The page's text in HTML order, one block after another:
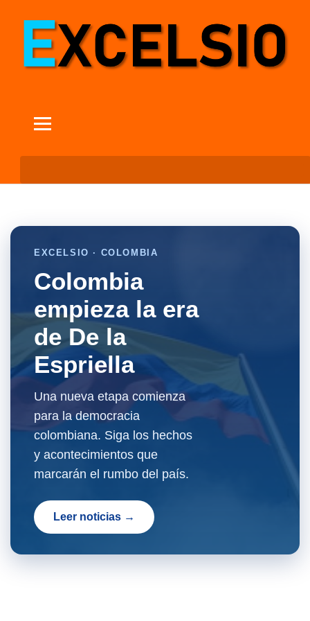
EXCELSIO · COLOMBIA
Colombia
empieza la era
de De la
Espriella
Una nueva etapa comienza
para la democracia
colombiana. Siga los hechos
y acontecimientos que
marcarán el rumbo del país.
Leer noticias →